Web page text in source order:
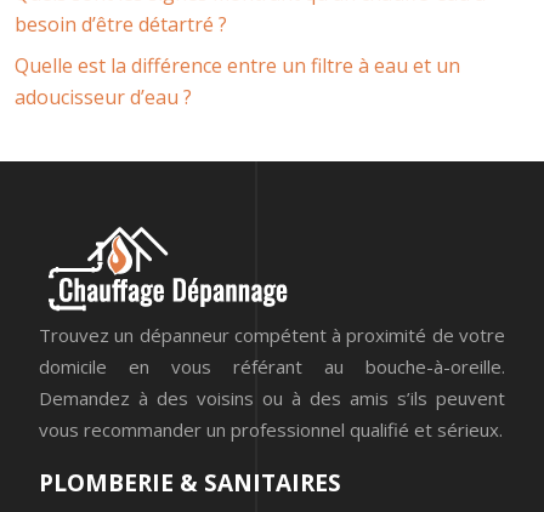
besoin d’être détartré ?
Quelle est la différence entre un filtre à eau et un
adoucisseur d’eau ?
Trouvez un dépanneur compétent à proximité de votre
domicile en vous référant au bouche-à-oreille.
Demandez à des voisins ou à des amis s’ils peuvent
vous recommander un professionnel qualifié et sérieux.
PLOMBERIE & SANITAIRES